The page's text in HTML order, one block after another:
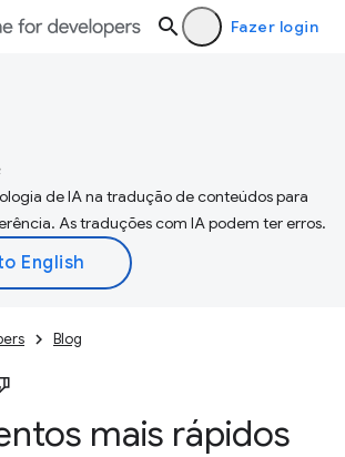
Fazer login
de IA na tradução de conteúdos para
As traduções com IA podem ter erros.
Blog
mais rápidos